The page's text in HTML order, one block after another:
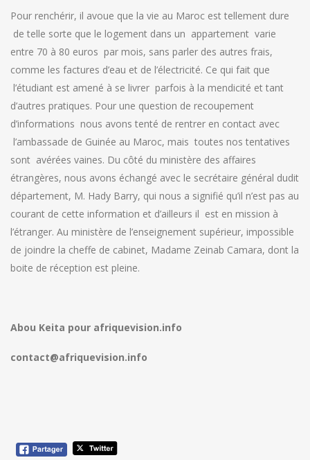
Pour renchérir, il avoue que la vie au Maroc est tellement dure
de telle sorte que le logement dans un appartement varie
entre 70 à 80 euros par mois, sans parler des autres frais,
comme les factures d’eau et de l’électricité. Ce qui fait que
l’étudiant est amené à se livrer parfois à la mendicité et tant
d’autres pratiques. Pour une question de recoupement
d’informations nous avons tenté de rentrer en contact avec
l’ambassade de Guinée au Maroc, mais toutes nos tentatives
sont avérées vaines. Du côté du ministère des affaires
étrangères, nous avons échangé avec le secrétaire général dudit
département, M. Hady Barry, qui nous a signifié qu’il n’est pas au
courant de cette information et d’ailleurs il est en mission à
l’étranger. Au ministère de l’enseignement supérieur, impossible
de joindre la cheffe de cabinet, Madame Zeinab Camara, dont la
boite de réception est pleine.
Abou Keita pour afriquevision.info
contact@afriquevision.info